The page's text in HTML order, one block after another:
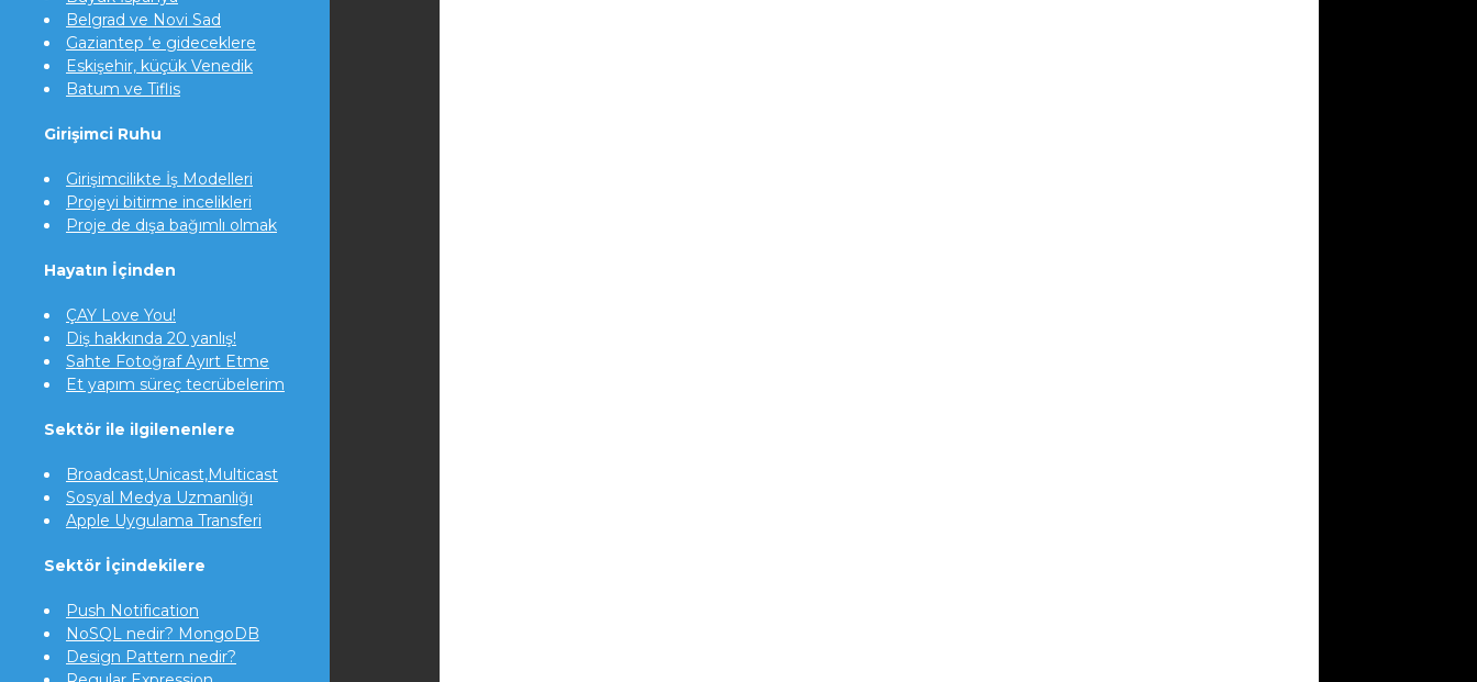
Belgrad ve Novi Sad
Gaziantep ‘e gideceklere
Eskişehir, küçük Venedik
Batum ve Tiflis
Girişimci Ruhu
Girişimcilikte İş Modelleri
Projeyi bitirme incelikleri
Proje de dışa bağımlı olmak
Hayatın İçinden
ÇAY Love You!
Diş hakkında 20 yanlış!
Sahte Fotoğraf Ayırt Etme
Et yapım süreç tecrübelerim
Sektör ile ilgilenenlere
Broadcast,Unicast,Multicast
Sosyal Medya Uzmanlığı
Apple Uygulama Transferi
Sektör İçindekilere
Push Notification
NoSQL nedir? MongoDB
Design Pattern nedir?